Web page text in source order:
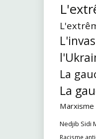
La
La
Marxisme
Nedjib Sidi
Racisme